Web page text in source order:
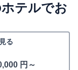
テルでお
る
円～